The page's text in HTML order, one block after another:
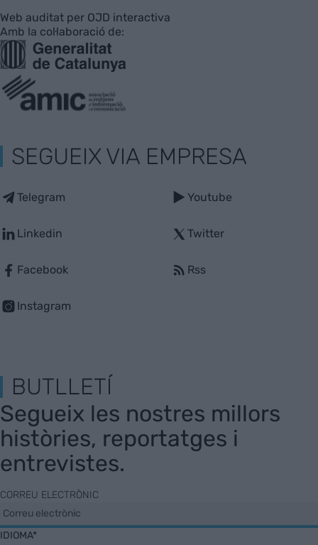
Web auditat per OJD interactiva
Amb la col·laboració de:
SEGUEIX VIA EMPRESA
Telegram
Linkedin
Facebook
Instagram
Youtube
Twitter
Rss
BUTLLETÍ
Segueix les nostres millors
històries, reportatges i
entrevistes.
CORREU ELECTRÒNIC
IDIOMA*